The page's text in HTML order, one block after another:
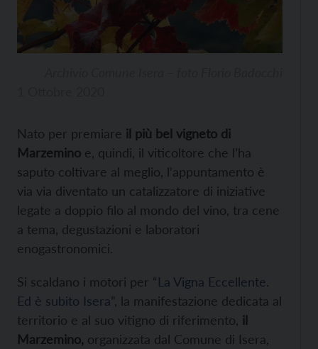
Nato per premiare il più bel vigneto di
Marzemino e, quindi, il viticoltore che l’ha
saputo coltivare al meglio, l’appuntamento è
via via diventato un catalizzatore di iniziative
legate a doppio filo al mondo del vino, tra cene
a tema, degustazioni e laboratori
enogastronomici.
Si scaldano i motori per “La Vigna Eccellente.
Ed è subito Isera”, la manifestazione dedicata al
territorio e al suo vitigno di riferimento, il
Marzemino, organizzata dal Comune di Isera,